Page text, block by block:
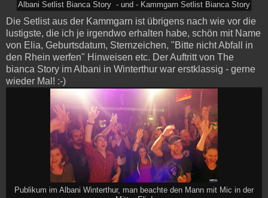
Albani Setlist Bianca Story - und - Kammgarn Setlist Bianca Story
Die Setlist aus der Kammgarn ist übrigens nach wie vor die
lustigste, die ich je irgendwo erhalten habe, schön mit Name
von Elia, Geburtsdatum, Sternzeichen, "Bitte nicht Abfall in
den Rhein werfen" Hinweisen etc. Der Auftritt von The
bianca Story im Albani in Winterthur war erstklassig - gerne
wieder Mal! :-)
Publikum im Albani Winterthur, man beachte den Mann mit Mic in der